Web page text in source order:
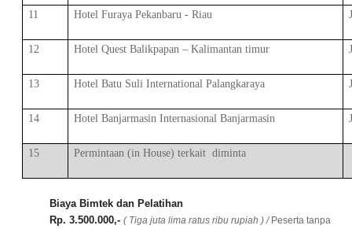
11 Hotel Furaya Pekanbaru - Riau
12 Hotel Quest Balikpapan – Kalimantan timur
13 Hotel Batu Suli International Palangkaraya
14 Hotel Banjarmasin Internasional Banjarmasin
15 Permintaan (in House) terkait diminta
Biaya Bimtek dan Pelatihan
Rp. 3.500.000,- ( Tiga juta lima ratus ribu rupiah ) / Peserta tanpa